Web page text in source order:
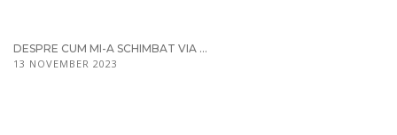
DESPRE CUM MI-A SCHIMBAT VIA ...
13 NOVEMBER 2023